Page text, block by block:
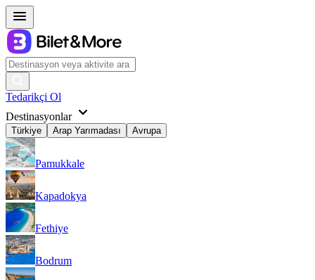
Tedarikçi Ol
Destinasyonlar
Türkiye Arap Yarımadası Avrupa
Pamukkale
Kapadokya
Fethiye
Bodrum